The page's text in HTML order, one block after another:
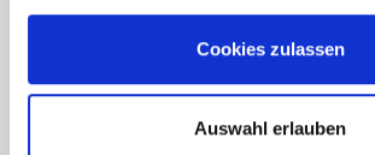
Cookies zulassen
Auswahl erlauben
PRESSEMITTEILUNG
Pressemappe zur
& Schneiden 2025